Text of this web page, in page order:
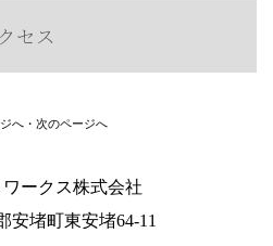
セス
へ・ 次のページへ
ークス株式会社
安堵町東安堵64-11